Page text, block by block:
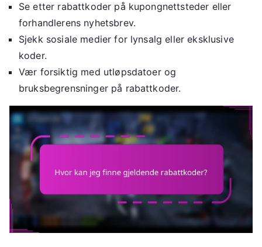
Se etter rabattkoder på kupongnettsteder eller
forhandlerens nyhetsbrev.
Sjekk sosiale medier for lynsalg eller eksklusive
koder.
Vær forsiktig med utløpsdatoer og
bruksbegrensninger på rabattkoder.